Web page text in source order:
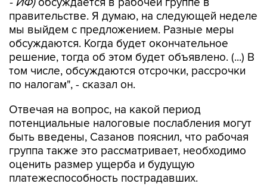
- ИФ)обсуждается в рабочей группе в
правительстве. Я думаю, на следующей неделе
мы выйдем с предложением. Разные меры
обсуждаются. Когда будет окончательное
решение, тогда об этом будет объявлено. (...) В
том числе, обсуждаются отсрочки, рассрочки
по налогам", - сказал он.
Отвечая на вопрос, на какой период
потенциальные налоговые послабления могут
быть введены, Сазанов пояснил, что рабочая
группа также это рассматривает, необходимо
оценить размер ущерба и будущую
платежеспособность пострадавших.